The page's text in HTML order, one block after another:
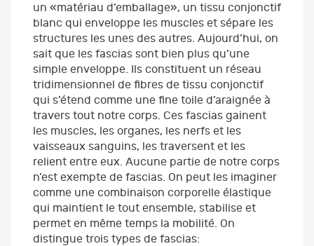
un «matériau d’emballage», un tissu conjonctif
blanc qui enveloppe les muscles et sépare les
structures les unes des autres. Aujourd’hui, on
sait que les fascias sont bien plus qu’une
simple enveloppe. Ils constituent un réseau
tridimensionnel de fibres de tissu conjonctif
qui s’étend comme une fine toile d’araignée à
travers tout notre corps. Ces fascias gainent
les muscles, les organes, les nerfs et les
vaisseaux sanguins, les traversent et les
relient entre eux. Aucune partie de notre corps
n’est exempte de fascias. On peut les imaginer
comme une combinaison corporelle élastique
qui maintient le tout ensemble, stabilise et
permet en même temps la mobilité. On
distingue trois types de fascias: